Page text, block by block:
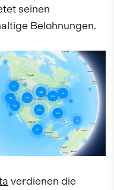
seinen
Belohnungen.
verdienen die